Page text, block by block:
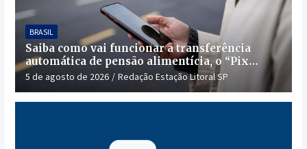
BRASIL
Saiba como vai funcionar a transferência
automática de pensão alimentícia, o “Pix
Pensão”
5 de agosto de 2026 Redação Estação Litoral SP